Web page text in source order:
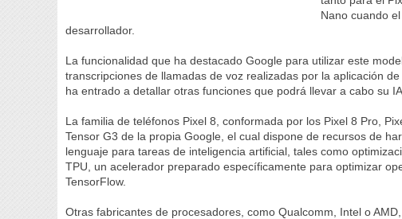
Nano cuando
desarrollador.
La funcionalidad que ha destacado Google para utilizar este
transcripciones de llamadas de voz realizadas por la aplicación
ha entrado a detallar otras funciones que podrá llevar a cabo su IA.
La familia de teléfonos Pixel 8, conformada por los Pixel 8 Pro,
Tensor G3 de la propia Google, el cual dispone de recursos de
lenguaje para tareas de inteligencia artificial, tales como
TPU, un acelerador preparado específicamente para optimizar
TensorFlow.
Otras fabricantes de procesadores, como Qualcomm, Intel o